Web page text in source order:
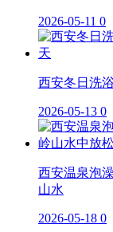
2026-05-11 0
西安冬日洗
2026-05-13 0
西安温泉泡
山水
2026-05-18 0